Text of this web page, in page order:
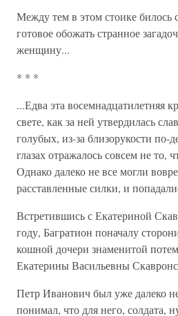
Между тем в этом стоике билось
готовое обожать странное
женщину...
* * *
...Едва эта восемнадцатилетняя
све­те, как за ней утвердилась
го­лубых, из-за близорукости
глазах отражалось совсем не то,
Однако да­леко не все могли
расставленные силки, и
Встретившись с Екатериной
году, Багратион поначалу
кошной дочери знаменитой
Ека­терины Васильевны
Петр Иванович был уже далеко
понимал, что для него, солдата,